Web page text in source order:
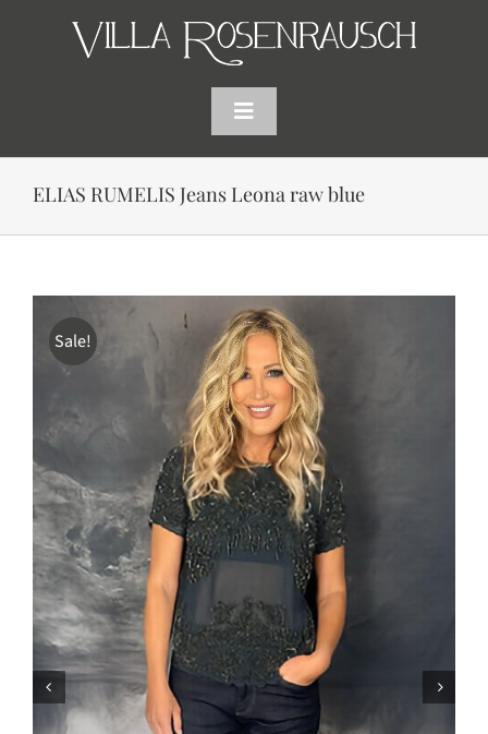
Toggle
Navigation
SHOP
AKTUELLES
WARENKORB
SUCHE
ELIAS RUMELIS Jeans Leona raw blue
Sale!